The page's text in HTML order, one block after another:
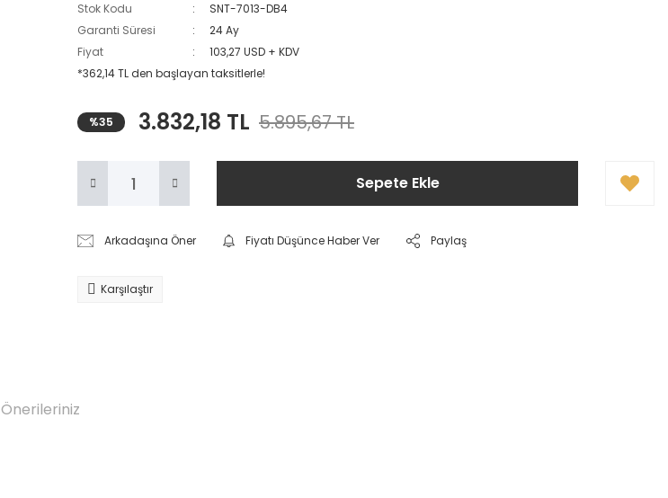
Stok Kodu
SNT-7013-DB4
Garanti Süresi
24 Ay
Fiyat
103,27 USD + KDV
*362,14 TL den başlayan taksitlerle!
%35 3.832,18 TL 5.895,67 TL
Sepete Ekle
Arkadaşına Öner Fiyatı Düşünce Haber Ver Paylaş
Karşılaştır
Önerileriniz